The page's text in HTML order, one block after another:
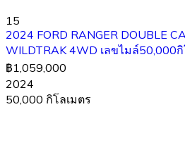
15
2024 FORD RANGER DOUBLE
WILDTRAK 4WD เลขไมล์50,000
฿1,059,000
2024
50,000 กิโลเมตร